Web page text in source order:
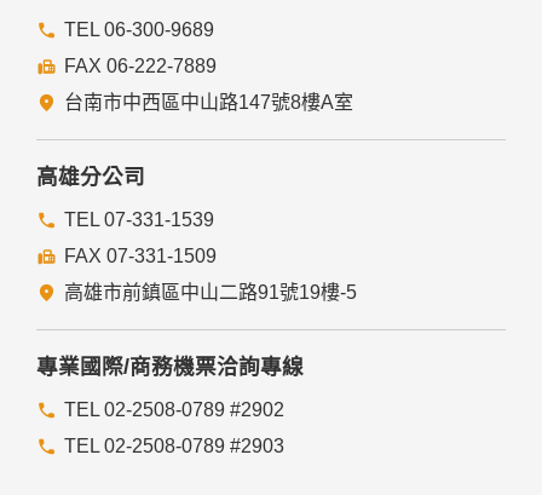
六、Cookie之使用
為了提供您最佳的服務，本網站會在您的電腦中放置並取用我
們的Cookie，若您不願接受Cookie的寫入，您可在您使用的
瀏覽器功能項中設定隱私權等級為高，即可拒絕Cookie的寫
七、隱私權保護政策之修正
款將刊登於網站上。
TEL 06-300-9689
FAX 06-222-7889
台南市中西區中山路147號8樓A室
高雄分公司
TEL 07-331-1539
FAX 07-331-1509
高雄市前鎮區中山二路91號19樓-5
專業國際/商務機票洽詢專線
TEL 02-2508-0789 #2902
TEL 02-2508-0789 #2903